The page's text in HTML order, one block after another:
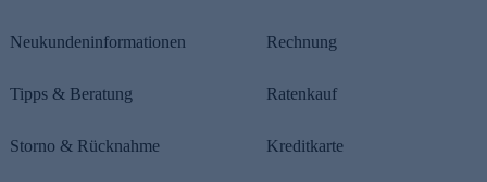
Neukundeninformationen
Tipps & Beratung
Storno & Rücknahme
Rechnung
Ratenkauf
Kreditkarte